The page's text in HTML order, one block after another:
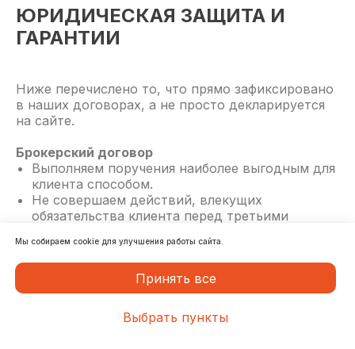
ЮРИДИЧЕСКАЯ ЗАЩИТА И
ГАРАНТИИ
Ниже перечислено то, что прямо зафиксировано
в наших договорах, а не просто декларируется
на сайте.
Брокерский договор
Выполняем поручения наиболее выгодным для
клиента способом.
Не совершаем действий, влекущих
обязательства клиента перед третьими
Если клиент привлечён к административной
ответственности из-за нашей ошибки —
компенсируем сумму штрафа.
Не передаём информацию о клиенте третьим
Политика конфиденциальности
Согласие на получение рекламной рассылки
Согласие на обработку персональных данных
ОГРН 1102536013271
© ООО "Силайнер" 1996-2026
2 этаж
+7 (423) 220-51-18
Мы собираем cookie для улучшения работы сайта.
Принять все
Выбрать пункты